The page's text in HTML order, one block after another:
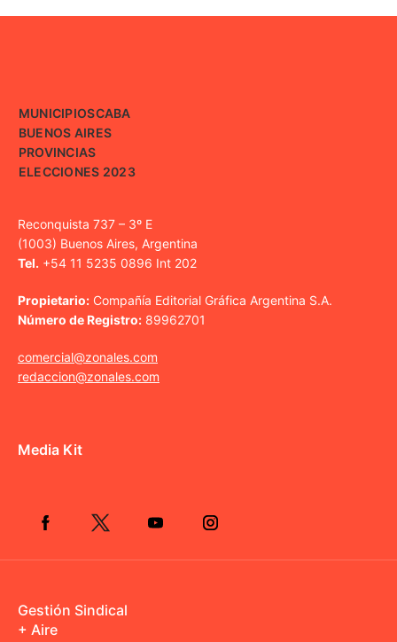
MUNICIPIOSCABA
BUENOS AIRES
PROVINCIAS
ELECCIONES 2023
Reconquista 737 – 3º E
(1003) Buenos Aires, Argentina
Tel. +54 11 5235 0896 Int 202
Propietario: Compañía Editorial Gráfica Argentina S.A.
Número de Registro: 89962701
comercial@zonales.com
redaccion@zonales.com
Media Kit
Gestión Sindical
+ Aire